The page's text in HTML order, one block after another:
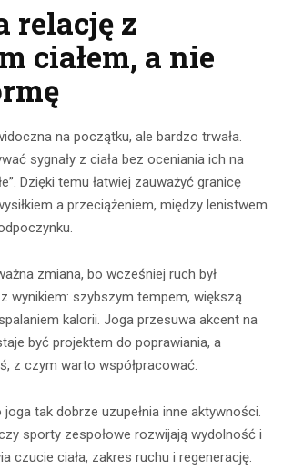
relację z
ciałem, a nie
na początku, ale bardzo trwała.
sygnały z ciała bez oceniania ich na
Dzięki temu łatwiej zauważyć granicę
a przeciążeniem, między lenistwem
zmiana, bo wcześniej ruch był
wynikiem: szybszym tempem, większą
kalorii. Joga przesuwa akcent na
być projektem do poprawiania, a
z czym warto współpracować.
joga tak dobrze uzupełnia inne aktywności.
sporty zespołowe rozwijają wydolność i
czucie ciała, zakres ruchu i regenerację.